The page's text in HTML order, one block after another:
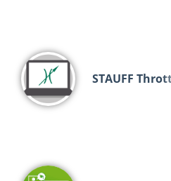
STAUFF